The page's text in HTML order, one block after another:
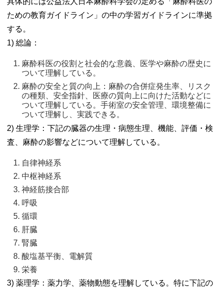
ための教育ガイドライン」の中の学習ガイドラインに準拠
する。
1) 総論：
麻酔科医の役割と社会的な意義、医学や麻酔の歴史に
ついて理解している。
麻酔の安全と質の向上：麻酔の合併症発生率、リスク
の種類、安全指針、医療の質向上に向けた活動などに
ついて理解している。手術室の安全管理、環境整備に
ついて理解し、実践できる。
2) 生理学：下記の臓器の生理・病態生理、機能、評価・検
査、麻酔の影響などについて理解している。
自律神経系
中枢神経系
神経筋接合部
呼吸
循環
肝臓
腎臓
酸塩基平衡、電解質
栄養
3) 薬理学：薬力学、薬物動態を理解している。特に下記の